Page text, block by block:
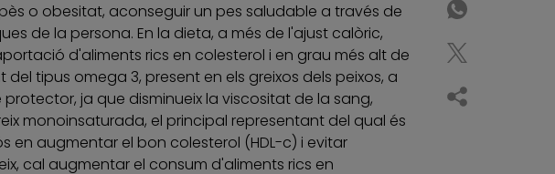
o obesitat, aconseguir un pes saludable a través de
de la persona. En la dieta, a més de l'ajust calòric,
d'aliments rics en colesterol i en grau més alt de
tipus omega 3, present en els greixos dels peixos, a
ja que disminueix la viscositat de la sang,
monoinsaturada, el principal representant del qual és
en augmentar el bon colesterol (HDL-c) i evitar
cal augmentar el consum d'aliments rics en